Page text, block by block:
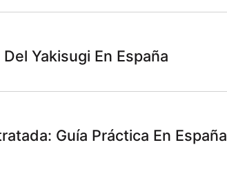
Yakisugi En España
Guía Práctica En España